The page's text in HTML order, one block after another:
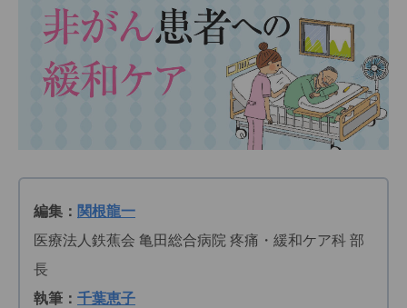
編集： 関根龍一
医療法人鉄蕉会 亀田総合病院 疼痛・緩和ケア科 部
長
執筆： 千葉恵子